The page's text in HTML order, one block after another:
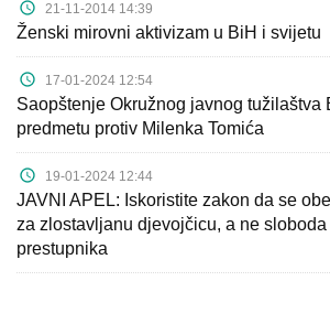
21-11-2014 14:39
Ženski mirovni aktivizam u BiH i svijetu
17-01-2024 12:54
Saopštenje Okružnog javnog tužilaštva
predmetu protiv Milenka Tomića
19-01-2024 12:44
JAVNI APEL: Iskoristite zakon da se
za zlostavljanu djevojčicu, a ne
prestupnika